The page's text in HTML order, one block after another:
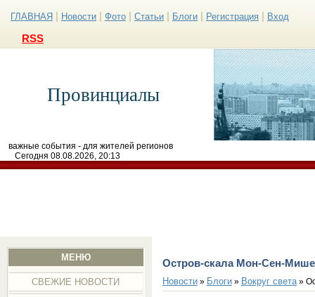
ГЛАВНАЯ Новости Фото Статьи Блоги Регистрация Вход
RSS
Провинциалы
важные события - для жителей регионов
Сегодня 08.08.2026, 20:13
МЕНЮ
СВЕЖИЕ НОВОСТИ
Остров-скала Мон-Сен-
Новости» Блоги» Вокруг света»